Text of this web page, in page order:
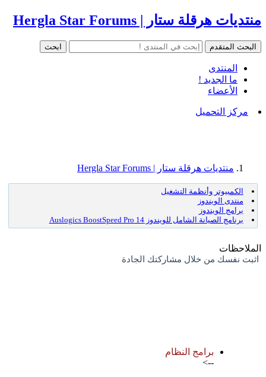
منتديات هرقلة ستار | Hergla Star Forums
المنتدى
ما الجديد !
الأعضاء
مركز التحميل
منتديات هرقلة ستار | Hergla Star Forums
الكمبيوتر وأنظمة التشغيل
منتدى الويندوز
برامج الويندوز
برنامج الصيانة الشامل للويندوز Auslogics BoostSpeed Pro 14
الملاحظات
اثبت نفسك من خلال مشاركتك الجادة
برامج النظام
-->